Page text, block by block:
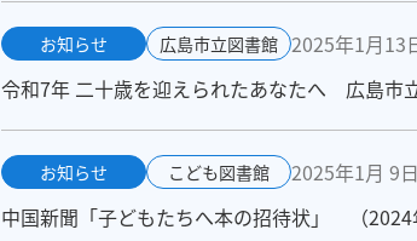
お知らせ 広島市立図書館 2025年1月13
令和7年 二十歳を迎えられたあなたへ 広島市
お知らせ こども図書館
2025年1月 9日
中国新聞「子どもたちへ本の招待状」 （